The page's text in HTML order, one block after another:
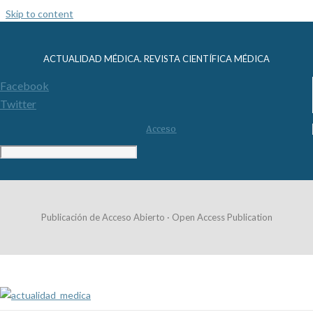
Skip to content
ACTUALIDAD MÉDICA. REVISTA CIENTÍFICA MÉDICA
Facebook
Twitter
Acceso
Publicación de Acceso Abierto · Open Access Publication